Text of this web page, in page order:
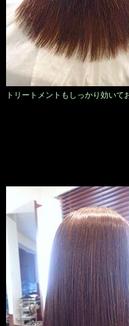
トリートメントもしっかり効いて